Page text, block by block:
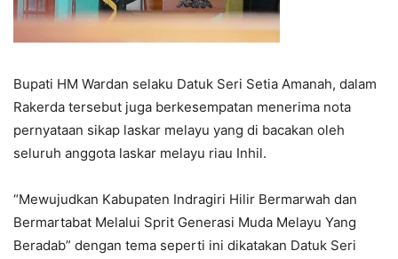
Bupati HM Wardan selaku Datuk Seri Setia Amanah, dalam
Rakerda tersebut juga berkesempatan menerima nota
pernyataan sikap laskar melayu yang di bacakan oleh
seluruh anggota laskar melayu riau Inhil.
“Mewujudkan Kabupaten Indragiri Hilir Bermarwah dan
Bermartabat Melalui Sprit Generasi Muda Melayu Yang
Beradab” dengan tema seperti ini dikatakan Datuk Seri